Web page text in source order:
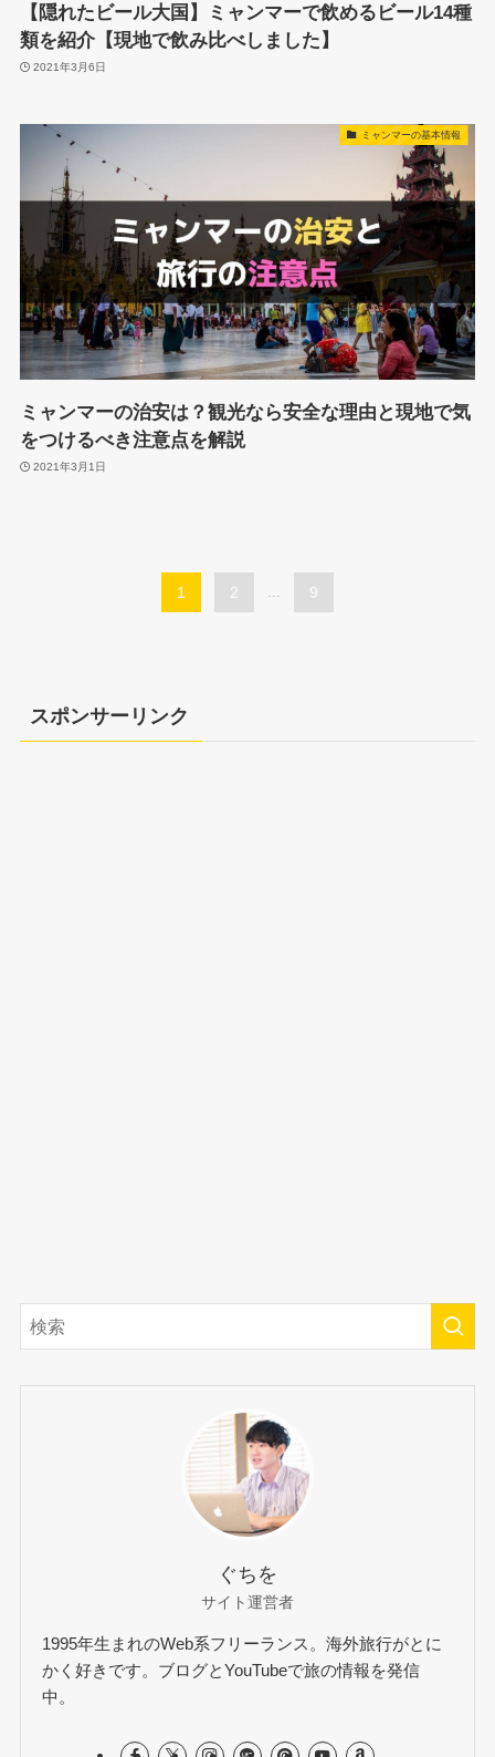
【隠れたビール大国】ミャンマーで飲めるビール14種
類を紹介【現地で飲み比べしました】
2021年3月6日
ミャンマーの基本情報
ミャンマーの治安は？観光なら安全な理由と現地で気
をつけるべき注意点を解説
2021年3月1日
1 2 ... 9
スポンサーリンク
ぐちを
サイト運営者
1995年生まれのWeb系フリーランス。海外旅行がとに
かく好きです。ブログとYouTubeで旅の情報を発信
中。